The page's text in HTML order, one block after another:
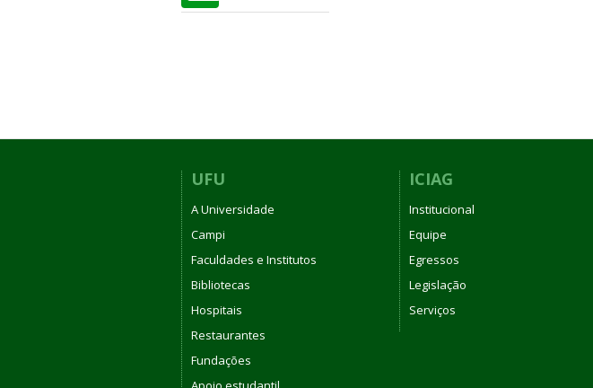
UFU
A Universidade
Campi
Faculdades e Institutos
Bibliotecas
Hospitais
Restaurantes
Fundações
ICIAG
Institucional
Equipe
Egressos
Legislação
Serviços